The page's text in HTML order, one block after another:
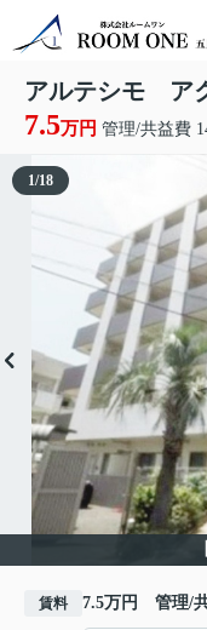
アルテシモ ア
7.5万円 管理/共益費
1/18
賃料 7.5万円 管理/